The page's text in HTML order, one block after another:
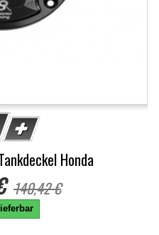
Honda
140,42 €